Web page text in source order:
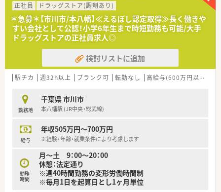
献に意欲的で長期的に活躍できる薬剤師を求めています。
■経験の浅い方でも、新しい知識を積極的に学び業務に取り組む
熱意や向上心をお持ちの方であれば歓迎している職場です。
■在宅業務などチームでの連携が不可欠なため、患者様やスタッ
フと円滑なコミュニケーションが取れる方を重視します。
【法人特徴について】
■創業から70年以上の歴史を持ち、千葉県市川市内を中心に調
剤薬局やドラッグストアなどを展開する安定した法人です。
日制など柔軟な働き方を選択できる制度を整えています。
■各店舗がチームとして連携し、現場の薬剤師が自発的にアイデ
アを出し合いながら業務改善や企画立案を行っています。
正社員
ドラッグストア(調剤あり)
＊急募＊【市川市/本八幡】≪えるぼし認定取得≫長く働きや
すい会社として公認！小学6年生まで時短勤務も可能/大手
ドラッグストアの正社員求人◎
検討リストに追加
駅チカ 週32h以上 ブランク可 転勤なし 高給与(600万円以上)
勤務地
千葉県 市川市
本八幡駅 (JR中央・総武線)
給与
年収505万円～700万円
※経験・年齢・就業条件により考慮します
勤務
時間
月～土 9：00～20：00
休憩：法定通り
※週40時間勤務の変形労働時間制
※毎月1日を起算日とし1ヶ月単位